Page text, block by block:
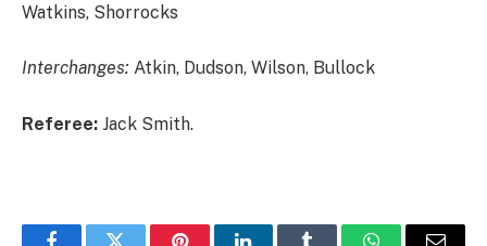
Watkins, Shorrocks
Interchanges: Atkin, Dudson, Wilson, Bullock
Referee: Jack Smith.